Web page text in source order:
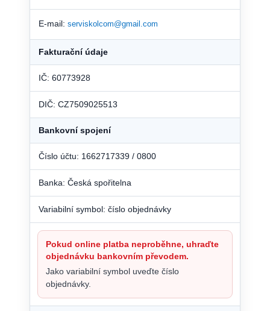
E-mail: serviskolcom@gmail.com
Fakturační údaje
IČ: 60773928
DIČ: CZ7509025513
Bankovní spojení
Číslo účtu: 1662717339 / 0800
Banka: Česká spořitelna
Variabilní symbol: číslo objednávky
Pokud online platba neproběhne, uhraďte
objednávku bankovním převodem.
Jako variabilní symbol uveďte číslo
objednávky.